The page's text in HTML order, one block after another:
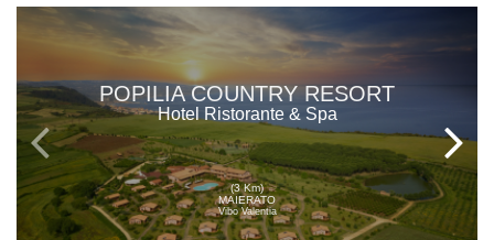
POPILIA COUNTRY RESORT
Hotel Ristorante & Spa
(3 Km)
MAIERATO
Vibo Valentia